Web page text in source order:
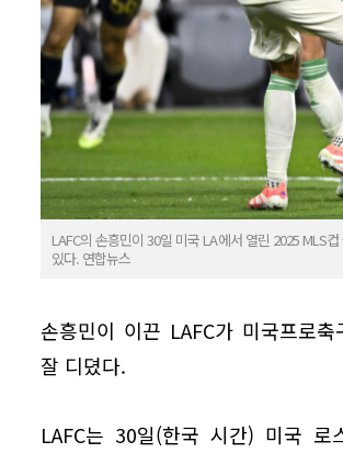
LAFC의 손흥민이 30일 미국 LA에서 열린 2025 MLS
있다. 연합뉴스
손흥민이 이끈 LAFC가 미국프로
잘 디뎠다.
LAFC는 30일(한국 시간) 미국